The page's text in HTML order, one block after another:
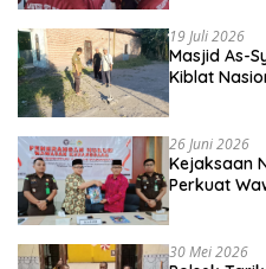
19 Juli 2026
Masjid As-
Kiblat
26 Juni 2026
Kejaksaan
Perkuat
30 Mei 2026